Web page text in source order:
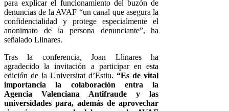
para explicar el funcionamiento del buzón de
denuncias de la AVAF “un canal que asegura la
confidencialidad y protege especialmente el
anonimato de la persona denunciante”, ha
señalado Llinares.
Tras la conferencia, Joan Llinares ha
agradecido la invitación a participar en esta
edición de la Universitat d’Estiu.“Es de vital
importancia la colaboración entra la
Agencia Valenciana Antifraude y las
universidades para, además de aprovechar